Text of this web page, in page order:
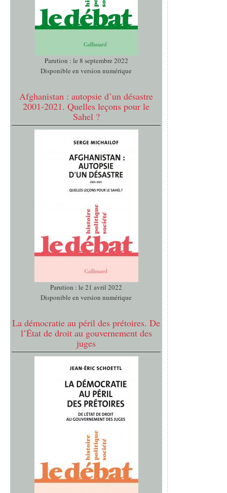
Parution : le 8 septembre 2022
Disponible en version numérique
Afghanistan : autopsie d’un désastre
2001-2021. Quelles leçons pour le
Sahel ?
Parution : le 21 avril 2022
Disponible en version numérique
La démocratie au péril des prétoires. De
l’État de droit au gouvernement des
juges